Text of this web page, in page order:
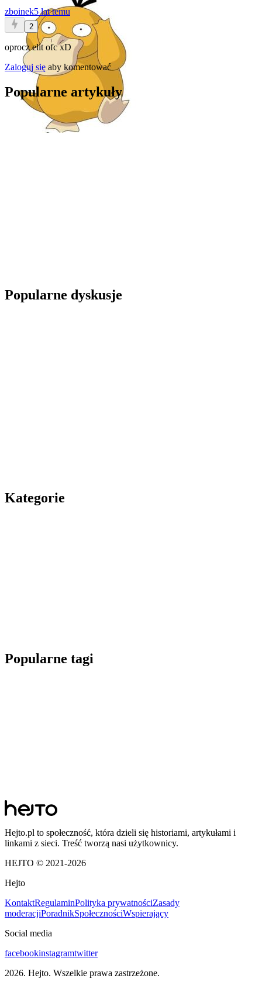
zboinek5 lat temu
2
oprocz elit ofc xD
Zaloguj się aby komentować
Popularne artykuły
Popularne dyskusje
Kategorie
Popularne tagi
Hejto.pl to społeczność, która dzieli się historiami, artykułami i
linkami z sieci. Treść tworzą nasi użytkownicy.
HEJTO © 2021-2026
Hejto
KontaktRegulaminPolityka prywatnościZasady
moderacjiPoradnikSpołecznościWspierający
Social media
facebookinstagramtwitter
2026. Hejto. Wszelkie prawa zastrzeżone.